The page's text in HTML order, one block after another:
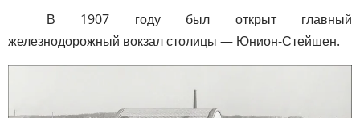
В 1907 году был открыт главный
железнодорожный вокзал столицы — Юнион-Стейшен.